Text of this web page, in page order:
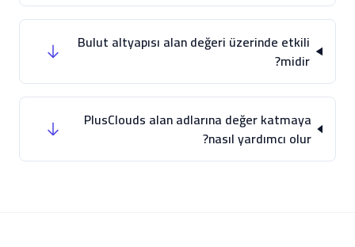
Bulut altyapısı alan değeri üzerinde etkili
midir?
PlusClouds alan adlarına değer katmaya
nasıl yardımcı olur?